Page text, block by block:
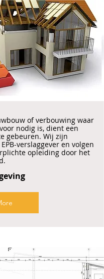
of verbouwing waar
nodig is, dient een
gebeuren. Wij zijn
verslaggever en volgen
opleiding door het